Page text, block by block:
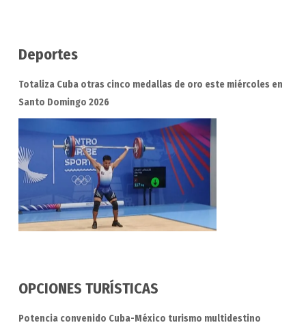
Deportes
Totaliza Cuba otras cinco medallas de oro este miércoles en
Santo Domingo 2026
OPCIONES TURÍSTICAS
Potencia convenido Cuba-México turismo multidestino